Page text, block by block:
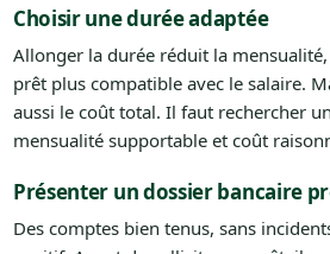
Choisir une durée adaptée
Allonger la durée réduit la
prêt plus compatible avec le salaire.
aussi le coût total. Il faut rechercher
mensualité supportable et coût
Présenter un dossier bancaire
Des comptes bien tenus, sans